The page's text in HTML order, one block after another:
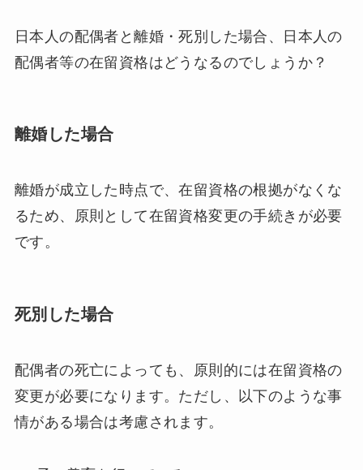
日本人の配偶者と離婚・死別した場合、日本人の
配偶者等の在留資格はどうなるのでしょうか？
離婚した場合
離婚が成立した時点で、在留資格の根拠がなくな
るため、原則として在留資格変更の手続きが必要
です。
死別した場合
配偶者の死亡によっても、原則的には在留資格の
変更が必要になります。ただし、以下のような事
情がある場合は考慮されます。